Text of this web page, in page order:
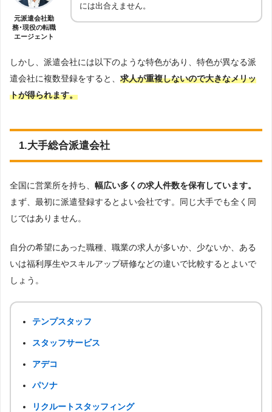
元派遣会社勤
務･現役の転職
エージェント
には出合えません。
しかし、派遣会社には以下のような特色があり、特色が異なる派
遣会社に複数登録をすると、 求人が重複しないので大きなメリッ
トが得られます。
1.大手総合派遣会社
全国に営業所を持ち、 幅広い多くの求人件数を保有しています。
まず、最初に派遣登録するとよい会社です。同じ大手でも全く同
じではありません。
自分の希望にあった職種、職業の求人が多いか、少ないか、ある
いは福利厚生やスキルアップ研修などの違いで比較するとよいで
しょう。
テンプスタッフ
スタッフサービス
アデコ
パソナ
リクルートスタッフィング